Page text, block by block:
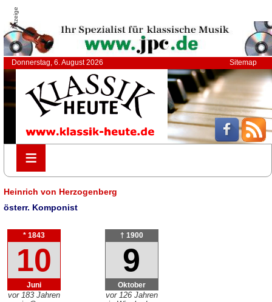
Anzeige
Donnerstag, 6. August 2026 Sitemap
≡
≡
Heinrich von Herzogenberg
österr. Komponist
* 1843
10
Juni
vor 183 Jahren
† 1900
9
Oktober
vor 126 Jahren